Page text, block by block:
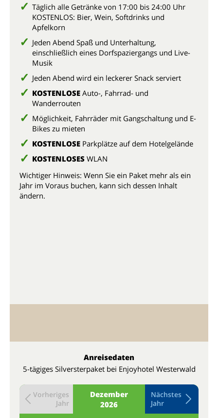
Täglich alle Getränke von 17:00 bis 24:00 Uhr
KOSTENLOS: Bier, Wein, Softdrinks und
Apfelkorn
Jeden Abend Spaß und Unterhaltung,
einschließlich eines Dorfspaziergangs und Live-
Musik
Jeden Abend wird ein leckerer Snack serviert
KOSTENLOSE Auto-, Fahrrad- und
Wanderrouten
Möglichkeit, Fahrräder mit Gangschaltung und E-
Bikes zu mieten
KOSTENLOSE Parkplätze auf dem Hotelgelände
KOSTENLOSES WLAN
Wichtiger Hinweis: Wenn Sie ein Paket mehr als ein
Jahr im Voraus buchen, kann sich dessen Inhalt
ändern.
Anreisedaten
5-tägiges Silversterpaket bei Enjoyhotel Westerwald
Dezember
2026
Vorheriges
Jahr
Nächstes
Jahr